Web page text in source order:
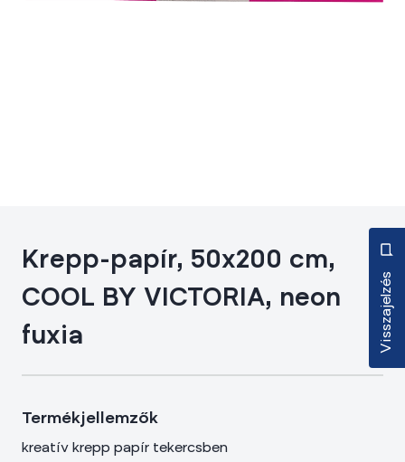
Visszajelzés
Krepp-papír, 50x200 cm,
COOL BY VICTORIA, neon
fuxia
Termékjellemzők
kreatív krepp papír tekercsben